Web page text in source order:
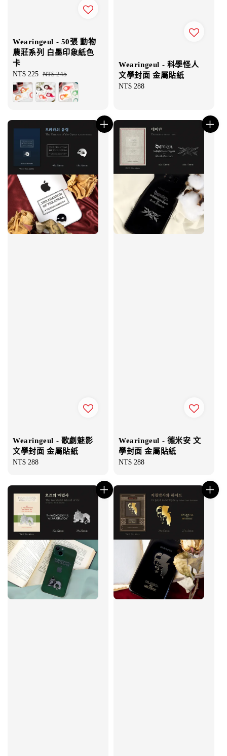
Wearingeul - 50張 動物
農莊系列 白墨印象紙色
卡
Sale
price
NT$ 225 Regular
price
NT$ 245
Wearingeul - 科學怪人
文學封面 金屬貼紙
Regular
NT$ 288
Wearingeul - 歌劇魅影
文學封面 金屬貼紙
Regular
NT$ 288
Wearingeul - 德米安 文
學封面 金屬貼紙
Regular
NT$ 288